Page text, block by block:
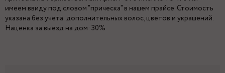
имеем ввиду под словом "прическа" в нашем прайсе. Стоимость
указана без учета дополнительных волос, цветов и украшений.
Наценка за выезд на дом: 30%